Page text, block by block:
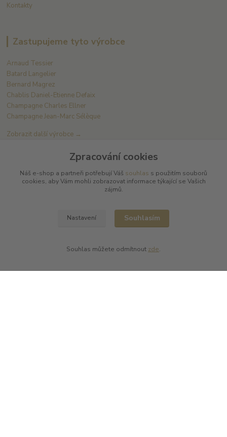
Kontakty
Zastupujeme tyto výrobce
Arnaud Tessier
Batard Langelier
Bernard Magrez
Chablis Daniel-Etienne Defaix
Champagne Charles Ellner
Champagne Jean-Marc Sélèque
Zobrazit další výrobce →
Kde nás najdete
Zpracování cookies
Náš e-shop a partneři potřebují Váš souhlas s použitím souborů
cookies, aby Vám mohli zobrazovat informace týkající se Vašich
zájmů.
Nastavení Souhlasím
Souhlas můžete odmítnout zde.